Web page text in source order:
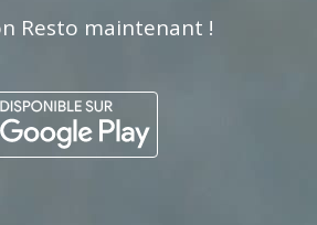
Resto maintenant !